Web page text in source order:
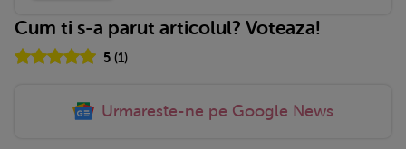
Cum ti s-a parut articolul? Voteaza!
5(1)
Urmareste-ne pe Google News